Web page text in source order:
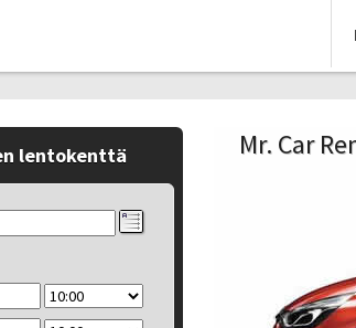
lentokenttä
Mr. Car